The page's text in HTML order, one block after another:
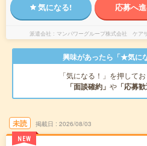
気になる! 応募へ
派遣会社 マンパワーグループ株式会社 ケア
興味があったら「★気に
「気になる！」を押して
「面談確約」 や 「応募歓
未読
NEW
掲載日 2026/08/03